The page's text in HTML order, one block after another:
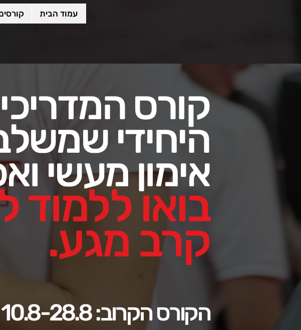
עמוד הבית
קורס
היחידי
אימון מעשי
בואו ללמוד
קרב מגע.
הקורס הקרוב: 10.8-28.8